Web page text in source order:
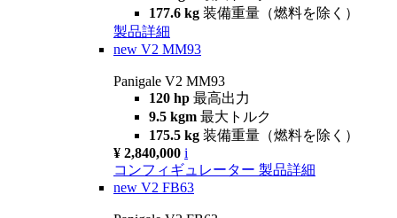
177.6 kg 装備重量（燃料を除く）
製品詳細
new V2 MM93
Panigale V2 MM93
120 hp 最高出力
9.5 kgm 最大トルク
175.5 kg 装備重量（燃料を除く）
¥ 2,840,000 i
コンフィギュレーター 製品詳細
new V2 FB63